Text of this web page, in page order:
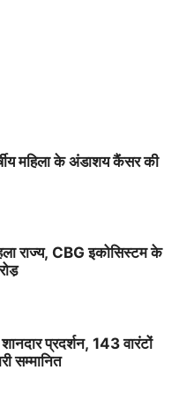
महिला के अंडाशय कैंसर की
राज्य, CBG इकोसिस्टम के
प्रदर्शन, 143 वारंटों
सम्मानित